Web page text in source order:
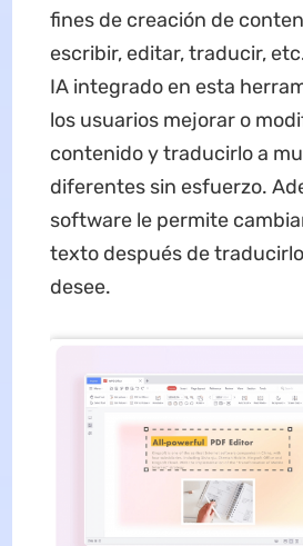
fines de creación de
escribir, editar, traducir,
IA integrado en esta
los usuarios mejorar o
contenido y traducirlo a
diferentes sin esfuerzo.
software le permite
texto después de
desee.